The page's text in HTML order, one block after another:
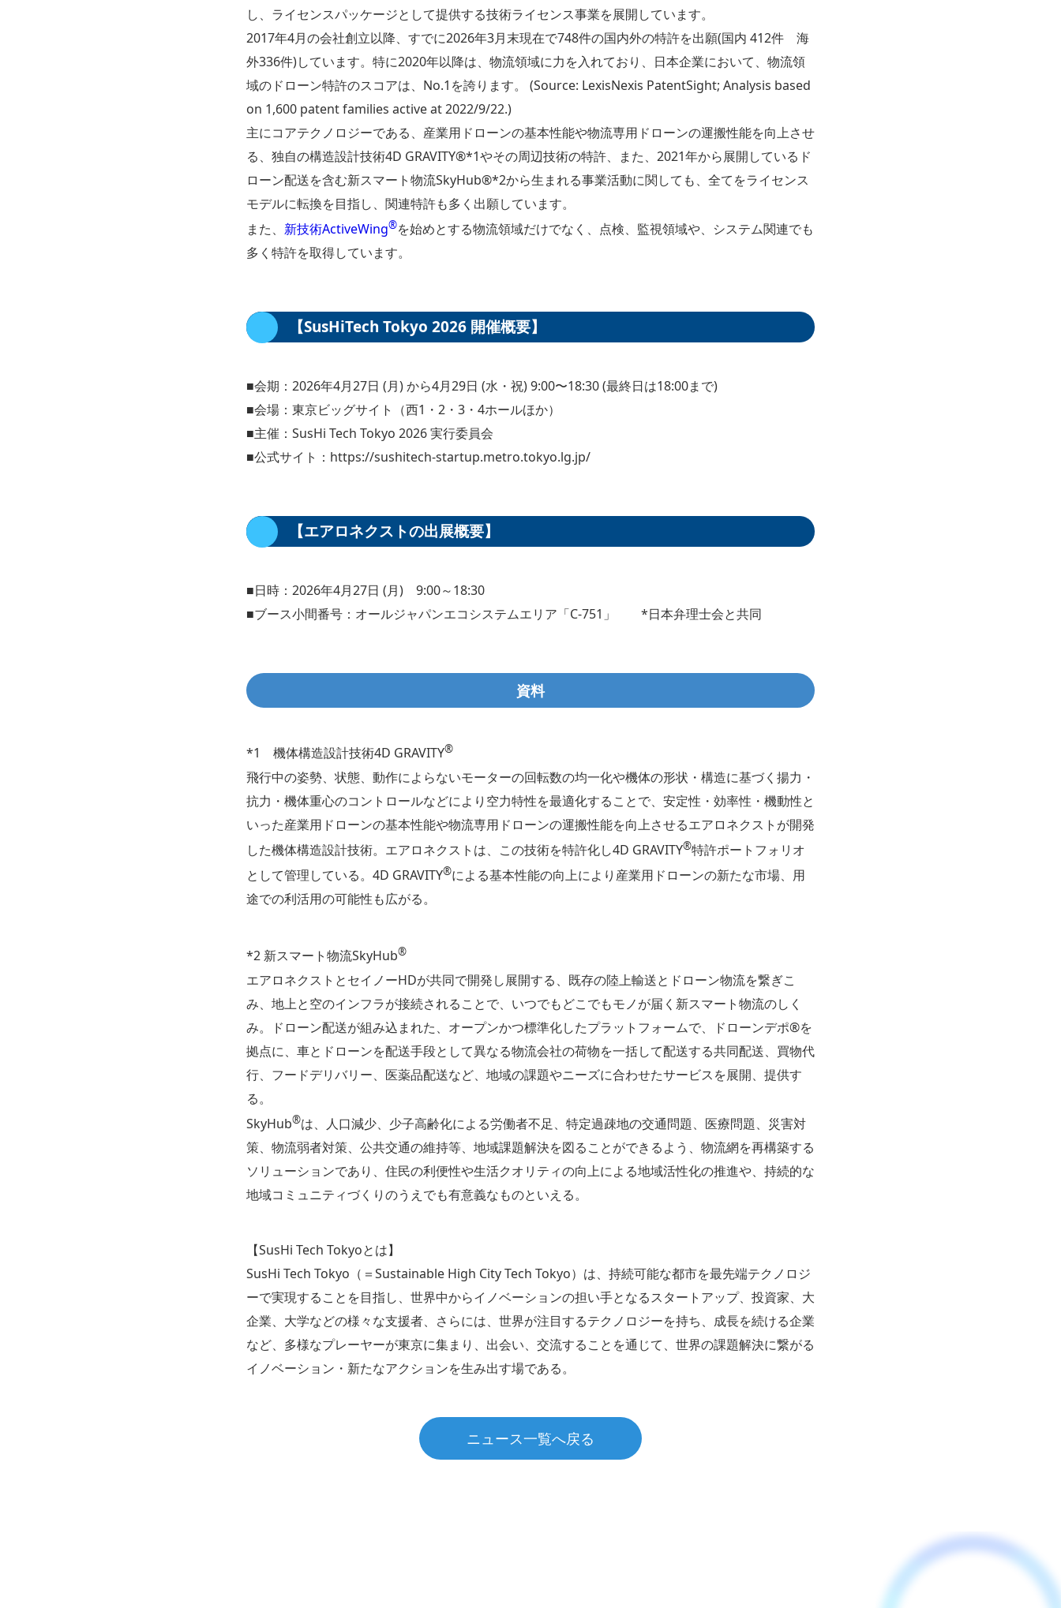
し、ライセンスパッケージとして提供する技術ライセンス事業を展開しています。
2017年4月の会社創立以降、すでに2026年3月末現在で748件の国内外の特許を出願(国内 412件 海
外336件)しています。特に2020年以降は、物流領域に力を入れており、日本企業において、物流領
域のドローン特許のスコアは、No.1を誇ります。 (Source: LexisNexis PatentSight; Analysis based
on 1,600 patent families active at 2022/9/22.)
主にコアテクノロジーである、産業用ドローンの基本性能や物流専用ドローンの運搬性能を向上させ
る、独自の構造設計技術4D GRAVITY®*1やその周辺技術の特許、また、2021年から展開しているド
ローン配送を含む新スマート物流SkyHub®*2から生まれる事業活動に関しても、全てをライセンス
モデルに転換を目指し、関連特許も多く出願しています。
また、 新技術ActiveWing®︎を始めとする物流領域だけでなく、点検、監視領域や、システム関連でも
多く特許を取得しています。
【SusHiTech Tokyo 2026 開催概要】
■会期：2026年4月27日 (月) から4月29日 (水・祝) 9:00〜18:30 (最終日は18:00まで)
■会場：東京ビッグサイト（西1・2・3・4ホールほか）
■主催：SusHi Tech Tokyo 2026 実行委員会
■公式サイト：https://sushitech-startup.metro.tokyo.lg.jp/
【エアロネクストの出展概要】
■日時：2026年4月27日 (月) 9:00～18:30
■ブース小間番号：オールジャパンエコシステムエリア「C-751」 *日本弁理士会と共同
資料
*1 機体構造設計技術4D GRAVITY®︎
飛行中の姿勢、状態、動作によらないモーターの回転数の均一化や機体の形状・構造に基づく揚力・
抗力・機体重心のコントロールなどにより空力特性を最適化することで、安定性・効率性・機動性と
いった産業用ドローンの基本性能や物流専用ドローンの運搬性能を向上させるエアロネクストが開発
した機体構造設計技術。エアロネクストは、この技術を特許化し4D GRAVITY®特許ポートフォリオ
として管理している。4D GRAVITY®による基本性能の向上により産業用ドローンの新たな市場、用
途での利活用の可能性も広がる。
*2 新スマート物流SkyHub®︎
エアロネクストとセイノーHDが共同で開発し展開する、既存の陸上輸送とドローン物流を繋ぎこ
み、地上と空のインフラが接続されることで、いつでもどこでもモノが届く新スマート物流のしく
み。ドローン配送が組み込まれた、オープンかつ標準化したプラットフォームで、ドローンデポ®︎を
拠点に、車とドローンを配送手段として異なる物流会社の荷物を一括して配送する共同配送、買物代
行、フードデリバリー、医薬品配送など、地域の課題やニーズに合わせたサービスを展開、提供す
る。
SkyHub®︎は、人口減少、少子高齢化による労働者不足、特定過疎地の交通問題、医療問題、災害対
策、物流弱者対策、公共交通の維持等、地域課題解決を図ることができるよう、物流網を再構築する
ソリューションであり、住民の利便性や生活クオリティの向上による地域活性化の推進や、持続的な
地域コミュニティづくりのうえでも有意義なものといえる。
【SusHi Tech Tokyoとは】
SusHi Tech Tokyo（＝Sustainable High City Tech Tokyo）は、持続可能な都市を最先端テクノロジ
ーで実現することを目指し、世界中からイノベーションの担い手となるスタートアップ、投資家、大
企業、大学などの様々な支援者、さらには、世界が注目するテクノロジーを持ち、成長を続ける企業
など、多様なプレーヤーが東京に集まり、出会い、交流することを通じて、世界の課題解決に繋がる
イノベーション・新たなアクションを生み出す場である。
ニュース一覧へ戻る